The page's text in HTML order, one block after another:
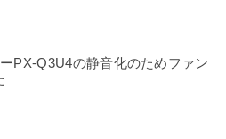
PX-Q3U4の静音化のためファン